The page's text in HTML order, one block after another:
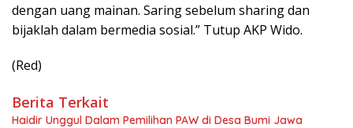
dengan uang mainan. Saring sebelum sharing dan
bijaklah dalam bermedia sosial.” Tutup AKP Wido.
(Red)
Berita Terkait
Haidir Unggul Dalam Pemilihan PAW di Desa Bumi Jawa